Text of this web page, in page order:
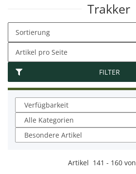
Trakker
FILTER
Sortierung
Artikel pro Seite
Verfügbarkeit
Alle Kategorien
Besondere Artikel
Artikel 141 - 160 von